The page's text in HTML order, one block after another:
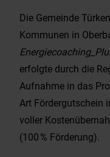
Die Gemeinde
Kommunen in
erfolgte durch die
Aufnahme in das
Art Fördergutschein
voller
(100 % Förderung).